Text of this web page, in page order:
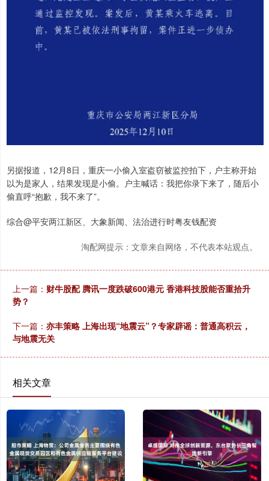
另据报道，12月8日，重庆一小偷入室盗窃被监控拍下，户主称开始
以为是家人，结果发现是小偷。户主喊话：我把你录下来了，随后小
偷直呼“抱歉，我不来了”。
综合@平安两江新区、大象新闻、法治进行时粤友钱配资
淘配网提示：文章来自网络，不代表本站观点。
上一篇： 财牛股配 腾讯一度跌破600港元 香港科技股能否重拾升
势？
下一篇： 亦丰策略 上海出现“地震云”？专家辟谣：普通高积云，
与地震无关
相关文章